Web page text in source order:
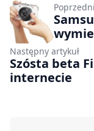
Następny artykuł
Szósta beta
internecie